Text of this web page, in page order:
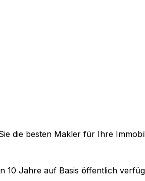
die besten Makler für Ihre
10 Jahre auf Basis öffentlich